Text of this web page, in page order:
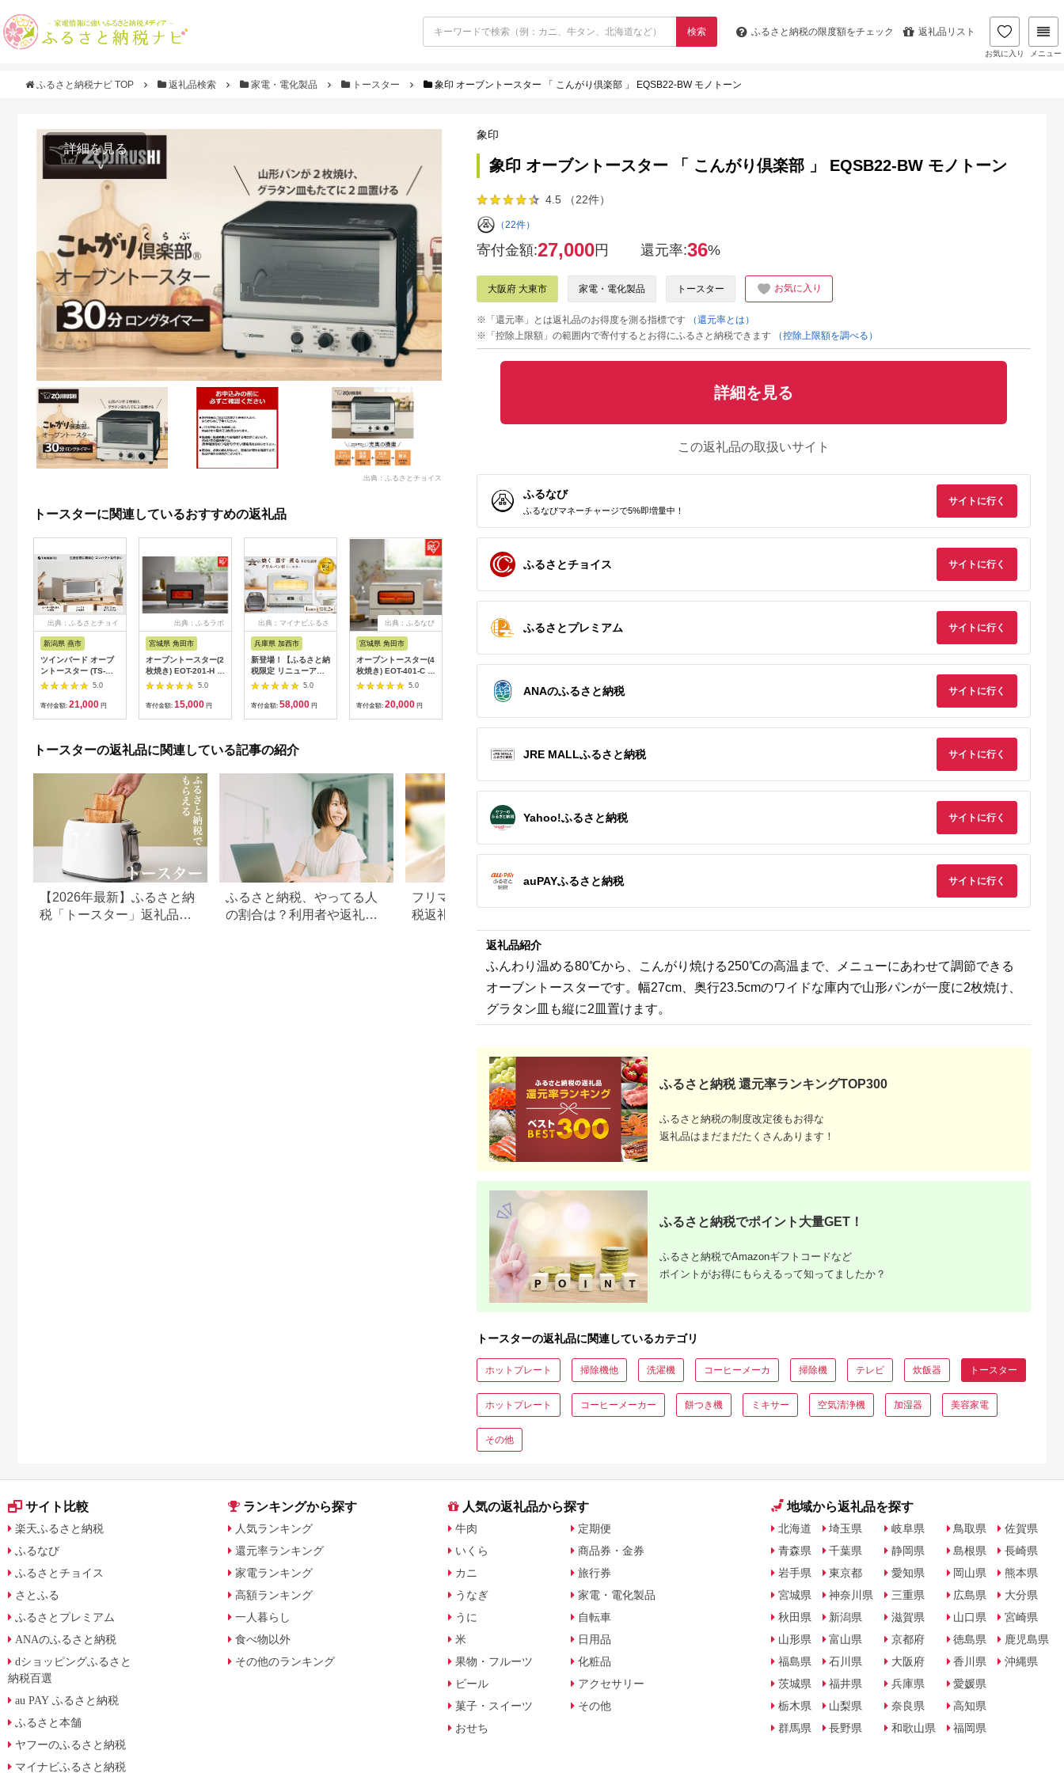
検索 ふるさと納税の限度額をチェック 返礼品リスト
お気に入り メニュー
ふるさと納税ナビ TOP 返礼品検索 家電・電化製品 トースター 象印 オーブントースター 「 こんがり倶楽部 」 EQSB22-BW モノトーン
詳細を見る
出典：ふるさとチョイス
トースターに関連しているおすすめの返礼品
出典：ふるさとチョイ
新潟県 燕市
ツインバード オーブ
ントースター (TS-
D038W)
5.0
寄付金額: 21,000 円
出典：ふるラボ
宮城県 角田市
オーブントースター(2
枚焼き) EOT-201-H ウ
ォームグレー
5.0
寄付金額: 15,000 円
出典：マイナビふるさ
兵庫県 加西市
新登場！【ふるさと納
税限定 リニューアル
モデル】アラジン 4枚
ホワイト 白 グラファ
イトグリル＆トースタ
スター調理家電 家電
AGT-G13FJ
5.0
寄付金額: 58,000 円
出典：ふるなび
宮城県 角田市
オーブントースター(4
枚焼き) EOT-401-C ア
イボリー
5.0
寄付金額: 20,000 円
出典：JRE MALLふる
さと納税
Toaster Pro ホワイト
K11A-SE-WH／JP バ
ルミューダ ザ・トー
ラー トースター スチ
ブントースター 家電
温度制御 おしゃれ ス
119,000
出典：ふるなび
ー ホワイト (TS-
TWINBIRD 】
5.0
F4N-2538
ラー トースター スチ
出典：auPAYふるさと納
16,000
出典：楽天ふるさと
大阪府 八尾市
WT1-B（ブラック）
寄付金額:100,000
トースターの返礼品に関連している記事の紹介
【2026年最新】ふるさと納
税「トースター」返礼品の
ふるさと納税、やってる人
の割合は？利用者や返礼品
フリマアプリのふるさと納
税返礼品の転売はおすす
め？それとも禁止？
ンキングまとめ
象印
象印 オーブントースター 「 こんがり倶楽部 」 EQSB22-BW モノトーン
4.5 （22件）
（22件）
寄付金額:27,000円 還元率:36%
大阪府 大東市 家電・電化製品 トースター お気に入り
※「還元率」とは返礼品のお得度を測る指標です
（還元率とは）
※「控除上限額」の範囲内で寄付するとお得にふるさと納税できます
（控除上限額を調べる）
詳細を見る
この返礼品の取扱いサイト
ふるなび
ふるなびマネーチャージで5%即増量中！
サイトに行く
ふるさとチョイス サイトに行く
ふるさとプレミアム サイトに行く
ANAのふるさと納税 サイトに行く
JRE MALLふるさと納税 サイトに行く
Yahoo!ふるさと納税 サイトに行く
auPAYふるさと納税 サイトに行く
返礼品紹介
ふんわり温める80℃から、こんがり焼ける250℃の高温まで、メニューにあわせて調節できる
オーブントースターです。幅27cm、奥行23.5cmのワイドな庫内で山形パンが一度に2枚焼け、
グラタン皿も縦に2皿置けます。
ふるさと納税 還元率ランキングTOP300
ふるさと納税の制度改定後もお得な
返礼品はまだまだたくさんあります！
ふるさと納税でポイント大量GET！
ふるさと納税でAmazonギフトコードなど
ポイントがお得にもらえるって知ってましたか？
トースターの返礼品に関連しているカテゴリ
ホットプレート 掃除機他 洗濯機 コーヒーメーカ 掃除機 テレビ 炊飯器 トースター
ホットプレート コーヒーメーカー 餅つき機 ミキサー 空気清浄機 加湿器 美容家電
その他
サイト比較
楽天ふるさと納税
ふるなび
ふるさとチョイス
さとふる
ふるさとプレミアム
ANAのふるさと納税
dショッピングふるさと
納税百選
au PAY ふるさと納税
ふるさと本舗
ヤフーのふるさと納税
マイナビふるさと納税
ランキングから探す
人気ランキング
還元率ランキング
家電ランキング
高額ランキング
一人暮らし
食べ物以外
その他のランキング
人気の返礼品から探す
牛肉
いくら
カニ
うなぎ
うに
米
果物・フルーツ
ビール
菓子・スイーツ
おせち
定期便
商品券・金券
旅行券
家電・電化製品
自転車
日用品
化粧品
アクセサリー
その他
地域から返礼品を探す
北海道
青森県
岩手県
宮城県
秋田県
山形県
福島県
茨城県
栃木県
群馬県
埼玉県
千葉県
東京都
神奈川県
新潟県
富山県
石川県
福井県
山梨県
長野県
岐阜県
静岡県
愛知県
三重県
滋賀県
京都府
大阪府
兵庫県
奈良県
和歌山県
鳥取県
島根県
岡山県
広島県
山口県
徳島県
香川県
愛媛県
高知県
福岡県
佐賀県
長崎県
熊本県
大分県
宮崎県
鹿児島県
沖縄県